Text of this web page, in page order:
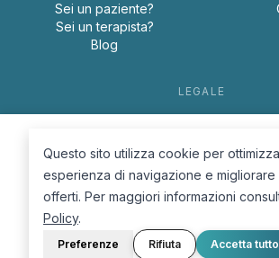
Sei un paziente?
Sei un terapista?
Blog
LEGALE
Cookie Policy
Questo sito utilizza cookie per
esperienza di navigazione e migliorare
offerti. Per maggiori informazioni
Policy.
Preferenze Rifiuta Accetta tutto